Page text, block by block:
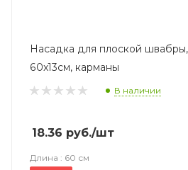
Насадка для плоской
60x13см, карманы
В наличии
18.36 руб./шт
Длина : 60 см